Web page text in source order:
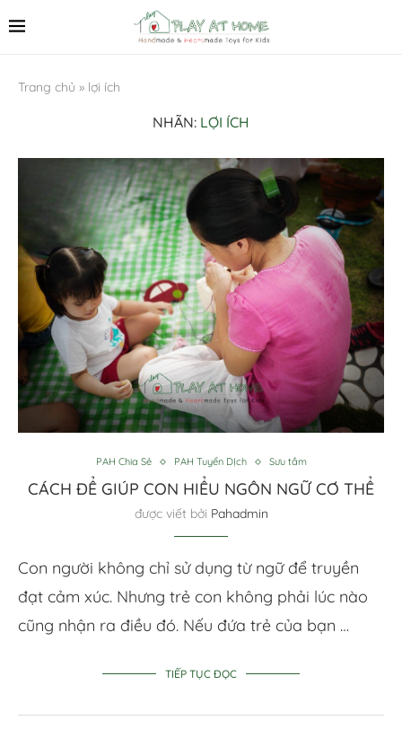
Trang chủ » lợi ích
NHÃN: LỢI ÍCH
PAH Chia Sẻ PAH Tuyển DỊch Sưu tầm
CÁCH ĐỂ GIÚP CON HIỂU NGÔN NGỮ CƠ THỂ
được viết bởi Pahadmin
Con người không chỉ sử dụng từ ngữ để truyền
đạt cảm xúc. Nhưng trẻ con không phải lúc nào
cũng nhận ra điều đó. Nếu đứa trẻ của bạn …
TIẾP TỤC ĐỌC